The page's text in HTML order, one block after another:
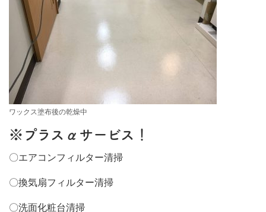
ワックス塗布後の乾燥中
※プラスαサービス！
〇エアコンフィルター清掃
〇換気扇フィルター清掃
〇洗面化粧台清掃